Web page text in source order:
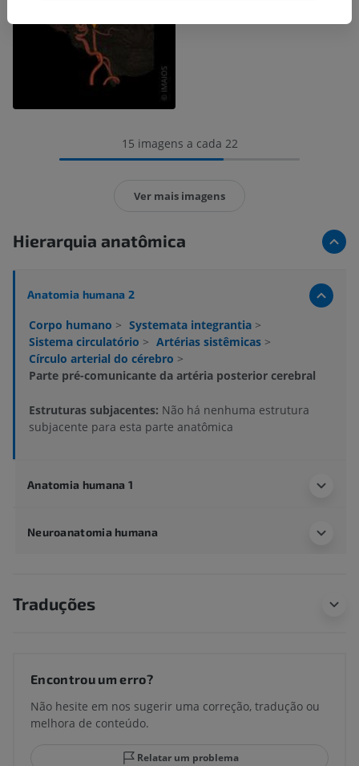
15 imagens a cada 22
Ver mais imagens
Hierarquia anatômica
Anatomia humana 2
Corpo humano > Systemata integrantia >
Sistema circulatório > Artérias sistêmicas >
Círculo arterial do cérebro >
Parte pré-comunicante da artéria posterior cerebral
Estruturas subjacentes: Não há nenhuma estrutura
subjacente para esta parte anatômica
Anatomia humana 1
Neuroanatomia humana
Traduções
Encontrou um erro?
Não hesite em nos sugerir uma correção, tradução ou
melhora de conteúdo.
Relatar um problema